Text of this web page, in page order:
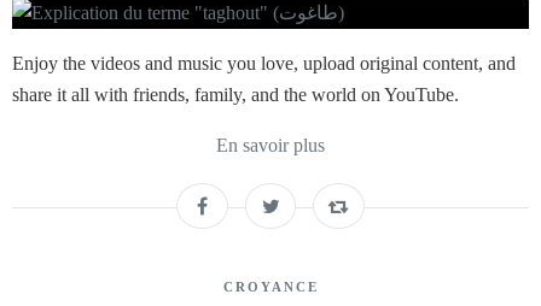
Enjoy the videos and music you love, upload original content, and
share it all with friends, family, and the world on YouTube.
En savoir plus
CROYANCE